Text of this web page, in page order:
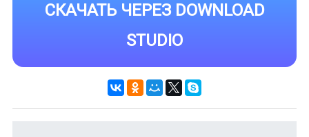
СКАЧАТЬ ЧЕРЕЗ DOWNLOAD
STUDIO